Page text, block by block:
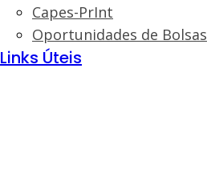
Capes-PrInt
Oportunidades de Bolsas
Links Úteis